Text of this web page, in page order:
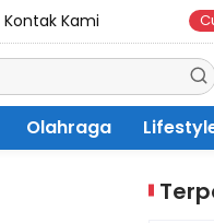
Kontak Kami
Olahraga